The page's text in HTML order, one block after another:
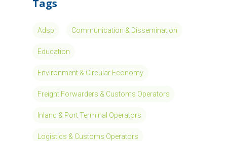
Tags
Adsp Communication & Dissemination
Education
Environment & Circular Economy
Freight Forwarders & Customs Operators
Inland & Port Terminal Operators
Logistics & Customs Operators